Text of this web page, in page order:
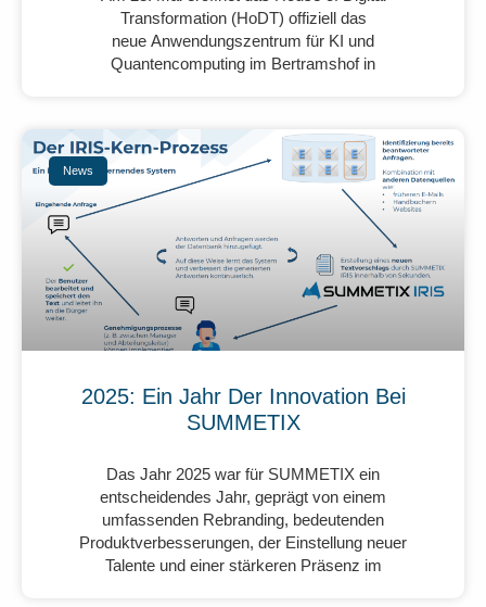
Transformation (HoDT) offiziell das
neue Anwendungszentrum für KI und
Quantencomputing im Bertramshof in
News
2025: Ein Jahr Der Innovation Bei
SUMMETIX
Das Jahr 2025 war für SUMMETIX ein
entscheidendes Jahr, geprägt von einem
umfassenden Rebranding, bedeutenden
Produktverbesserungen, der Einstellung neuer
Talente und einer stärkeren Präsenz im